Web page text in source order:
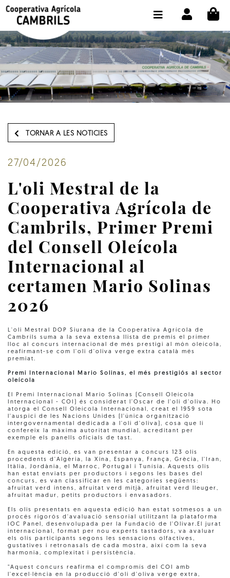
TORNAR A LES NOTICIES
27/04/2026
L'oli Mestral de la
Cooperativa Agrícola de
Cambrils, Primer Premi
del Consell Oleícola
Internacional al
certamen Mario Solinas
2026
L'oli Mestral DOP Siurana de la Cooperativa Agrícola de
Cambrils suma a la seva extensa llista de premis el primer
lloc al concurs internacional de més prestigi al món oleícola,
reafirmant-se com l'oli d'oliva verge extra català més
premiat.
Premi Internacional Mario Solinas, el més prestigiós al sector
oleícola
El Premi Internacional Mario Solinas (Consell Oleícola
Internacional - COI) és considerat l'Oscar de l'oli d'oliva. Ho
atorga el Consell Oleícola Internacional, creat el 1959 sota
l'auspici de les Nacions Unides (l'única organització
intergovernamental dedicada a l'oli d'oliva), cosa que li
confereix la màxima autoritat mundial, acreditant per
exemple els panells oficials de tast.
En aquesta edició, es van presentar a concurs 123 olis
procedents d'Algèria, la Xina, Espanya, França, Grècia, l'Iran,
Itàlia, Jordània, el Marroc, Portugal i Tunísia. Aquests olis
han estat enviats per productors i segons les bases del
concurs, es van classificar en les categories següents:
afruitat verd intens, afruitat verd mitjà, afruitat verd lleuger,
afruitat madur, petits productors i envasadors.
Els olis presentats en aquesta edició han estat sotmesos a un
procés rigorós d'avaluació sensorial utilitzant la plataforma
IOC Panel, desenvolupada per la Fundació de l'Olivar.El jurat
internacional, format per nou experts tastadors, va avaluar
els olis participants segons les sensacions olfactives,
gustatives i retronasals de cada mostra, així com la seva
harmonia, complexitat i persistència.
"Aquest concurs reafirma el compromís del COI amb
l'excel·lència en la producció d'oli d'oliva verge extra,
BOTIGA COMPRA ONLINE
LA COOPERATIVA
OLEOTOUR
PRODUCTES
EL NOSTRE OLI
SELECCIONAR IDIOMA: